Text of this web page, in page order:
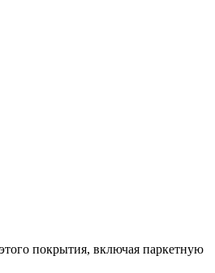
покрытия, включая паркетную